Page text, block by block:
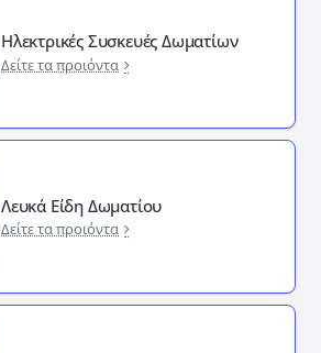
Ηλεκτρικές Συσκευές Δωματίων
Δείτε τα προιόντα
Λευκά Είδη Δωματίου
Δείτε τα προιόντα